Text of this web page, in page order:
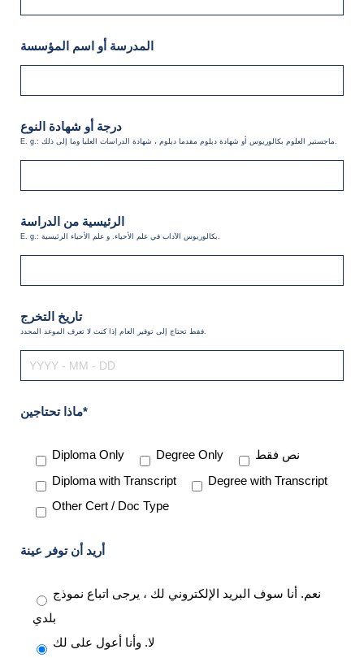
المدرسة أو اسم المؤسسة
درجة أو شهادة النوع
E. g.: ماجستير العلوم بكالوريوس أو شهادة دبلوم مقدما دبلوم ، شهادة الدراسات العليا وما إلى ذلك.
الرئيسية من الدراسة
E. g.: بكالوريوس الآداب في علم الأحياء. و علم الأحياء الرئيسية.
تاريخ التخرج
فقط تحتاج إلى توفير العام إذا كنت لا تعرف الموعد المحدد.
ماذا تحتاجين*
Diploma Only Degree Only
نص فقط
Diploma with Transcript
Degree with Transcript
Other Cert / Doc Type
أريد أن توفر عينة
نعم. أنا سوف البريد الإلكتروني لك ، يرجى اتباع نموذج
بلدي
لا. وأنا أعول على لك